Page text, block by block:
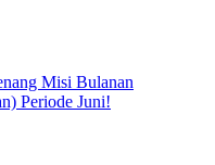
Misi Bulanan
Periode Juni!